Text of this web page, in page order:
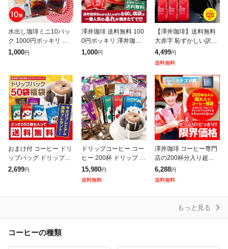
水出し珈琲ミニ10パッ
ク 1000円ポッキリ 送
料無料 水出しコーヒー
珈琲パック
1,000円
澤井珈琲 送料無料 100
0円ポッキリ 澤井珈琲
の美味しさを詰めこん
ゆうメール 焙煎し
1,000円
【澤井珈琲】送料無料
大赤字 恥ずかしい訳あ
りコーヒー福袋 120杯
1.2kg (ワケ/わけ/訳有/
お
4,499円
送料無料
おまけ付 コーヒー ドリ
ップバッグ ドリップパ
ック ドリップコーヒー
2,699円
ドリップコーヒー コー
ヒー 200杯 ドリップ ド
リップパック ドリップ
バッグ 珈琲 10種 200袋
おせち 個包装 8g 大
15,980円
送料無料
澤井珈琲 コーヒー専門
店の200杯分入り超大
入コーヒー福袋(ビクト
リーブレンド/ブレンド
フォルテシモ)
6,288円
送料無料
もっと見る
コーヒーの種類